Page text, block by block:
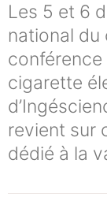
Les 5 et 6
national du
conférence
cigarette
revient sur
dédié à la